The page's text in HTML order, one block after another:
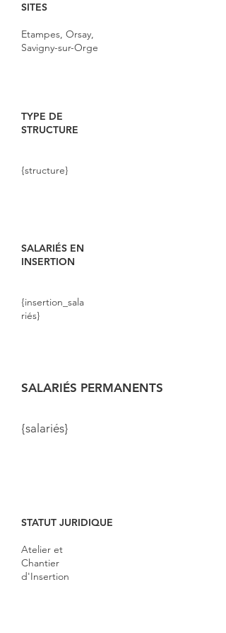
SITES
Etampes, Orsay,
Savigny-sur-Orge
TYPE DE
STRUCTURE
{structure}
SALARIÉS EN
INSERTION
{insertion_sala
riés}
SALARIÉS PERMANENTS
{salariés}
STATUT JURIDIQUE
Atelier et
Chantier
d'Insertion